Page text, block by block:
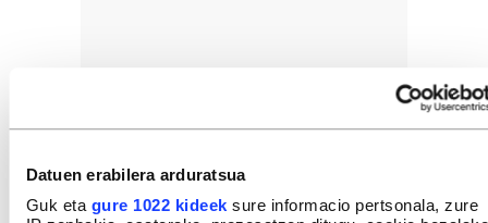
Datuen erabilera arduratsua
Guk eta gure 1022 kideek sure informacio pertsonala, zure